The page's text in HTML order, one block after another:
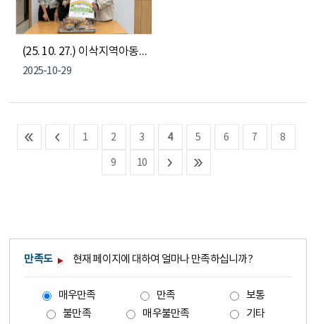
(25. 10. 27.) 이삭지역아동센터, 직접 만든 머핀 전달
2025-10-29
1 2 3 4 5 6 7 8
9 10
만족도 현재 페이지에 대하여 얼마나 만족하십니까?
매우만족 만족
보통
불만족
매우불만족 기타